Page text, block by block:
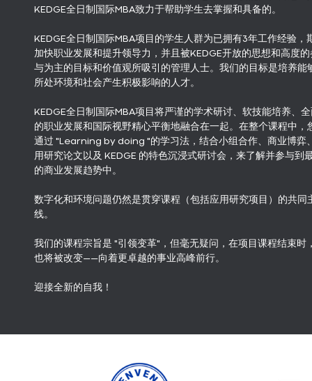
KEDGE全日制国际MBA致力于帮助学生去掌握和具备的。
KEDGE全日制国际MBA项目的学生人群为已拥有3年工作经验，
加快职业发展和提升领导力，并且被KEDGE开放的思想和高度的
与为主的目标和价值观所吸引的管理人士。我们的目标是培养能
所处环境和社会产生积极影响的人才。
KEDGE全日制国际MBA项目将严谨的学术研讨、软技能培养、
的职业发展和国际视野精心平衡地融合在一起。在整个课程中，
通过 "Learning by doing "的学习法，结合小组合作、商业博弈
用研究论文以及 KEDGE 的特色沉浸式研讨会，来了解并参与到
的商业发展趋势中。
数字化和环境问题仍然是贯穿课程（包括应用研究项目）的共同
线。
我们的课程宗旨是 "引领变革"，但毫无疑问，在项目课程结束时
也将被改变——向着更卓越的事业高峰前行。
迎接全新的自我！